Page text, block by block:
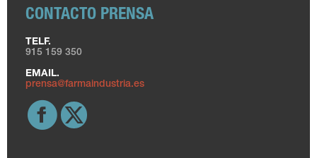
CONTACTO PRENSA
TELF.
915 159 350
EMAIL.
prensa@farmaindustria.es